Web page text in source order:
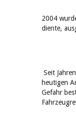
2004
diente,
Seit
heutigen
Gefahr